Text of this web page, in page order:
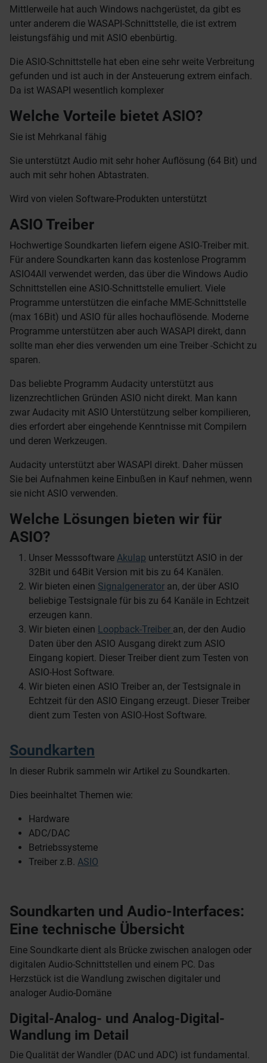
Mittlerweile hat auch Windows nachgerüstet, da gibt es
unter anderem die WASAPI-Schnittstelle, die ist extrem
leistungsfähig und mit ASIO ebenbürtig.
Die ASIO-Schnittstelle hat eben eine sehr weite Verbreitung
gefunden und ist auch in der Ansteuerung extrem einfach.
Da ist WASAPI wesentlich komplexer
Welche Vorteile bietet ASIO?
Sie ist Mehrkanal fähig
Sie unterstützt Audio mit sehr hoher Auflösung (64 Bit) und
auch mit sehr hohen Abtastraten.
Wird von vielen Software-Produkten unterstützt
ASIO Treiber
Hochwertige Soundkarten liefern eigene ASIO-Treiber mit.
Für andere Soundkarten kann das kostenlose Programm
ASIO4All verwendet werden, das über die Windows Audio
Schnittstellen eine ASIO-Schnittstelle emuliert. Viele
Programme unterstützen die einfache MME-Schnittstelle
(max 16Bit) und ASIO für alles hochauflösende. Moderne
Programme unterstützen aber auch WASAPI direkt, dann
sollte man eher dies verwenden um eine Treiber -Schicht zu
sparen.
Das beliebte Programm Audacity unterstützt aus
lizenzrechtlichen Gründen ASIO nicht direkt. Man kann
zwar Audacity mit ASIO Unterstützung selber kompilieren,
dies erfordert aber eingehende Kenntnisse mit Compilern
und deren Werkzeugen.
Audacity unterstützt aber WASAPI direkt. Daher müssen
Sie bei Aufnahmen keine Einbußen in Kauf nehmen, wenn
sie nicht ASIO verwenden.
Welche Lösungen bieten wir für
ASIO?
Unser Messsoftware Akulap unterstützt ASIO in der
32Bit und 64Bit Version mit bis zu 64 Kanälen.
Wir bieten einen Signalgenerator an, der über ASIO
beliebige Testsignale für bis zu 64 Kanäle in Echtzeit
erzeugen kann.
Wir bieten einen Loopback-Treiber an, der den Audio
Daten über den ASIO Ausgang direkt zum ASIO
Eingang kopiert. Dieser Treiber dient zum Testen von
ASIO-Host Software.
Wir bieten einen ASIO Treiber an, der Testsignale in
Echtzeit für den ASIO Eingang erzeugt. Dieser Treiber
dient zum Testen von ASIO-Host Software.
Soundkarten
In dieser Rubrik sammeln wir Artikel zu Soundkarten.
Dies beeinhaltet Themen wie:
Hardware
ADC/DAC
Betriebssysteme
Treiber z.B. ASIO
Soundkarten und Audio-Interfaces:
Eine technische Übersicht
Eine Soundkarte dient als Brücke zwischen analogen oder
digitalen Audio-Schnittstellen und einem PC. Das
Herzstück ist die Wandlung zwischen digitaler und
analoger Audio-Domäne
Digital-Analog- und Analog-Digital-
Wandlung im Detail
Die Qualität der Wandler (DAC und ADC) ist fundamental.